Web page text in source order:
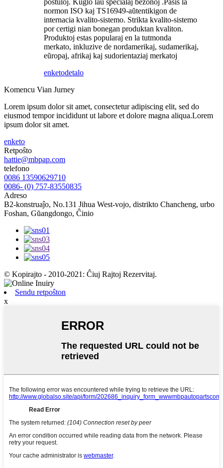
postuloj. Kuglo laŭ specialaj bezonoj .Pasis la
normon ISO kaj TS16949-aŭtentikigon de
internacia kvalito-sistemo. Strikta kvalito-sistemo
por certigi nian bonegan produktan kvaliton.
Produktoj estas popularaj en la tutmonda
merkato, inkluzive de nordamerikaj, sudamerikaj,
eŭropaj, afrikaj kaj sudorientaziaj merkatoj
enketodetalo
Komencu Vian Jurney
Lorem ipsum dolor sit amet, consectetur adipiscing elit, sed do
eiusmod tempor incididunt ut labore et dolore magna aliqua.Lorem
ipsum dolor sit amet.
enketo
Retpoŝto
hattie@mbpap.com
telefono
0086 13590629710
0086- (0) 757-83550835
Adreso
B2-konstruaĵo, No.131 Jihua West-vojo, distrikto Chancheng, urbo
Foshan, Gŭangdongo, Ĉinio
© Kopirajto - 2010-2021: Ĉiuj Rajtoj Rezervitaj.
Sendu retpoŝton
x